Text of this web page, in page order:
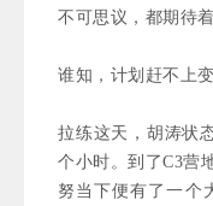
不可思议，都期待
谁知，计划赶不上变
拉练这天，胡涛状
个小时。到了C3营
努当下便有了一